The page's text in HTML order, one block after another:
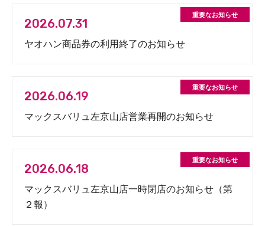
2026.07.31
ヤオハン商品券の利用終了のお知らせ
2026.06.19
マックスバリュ左京山店営業再開のお知らせ
2026.06.18
マックスバリュ左京山店一時閉店のお知らせ（第
２報）